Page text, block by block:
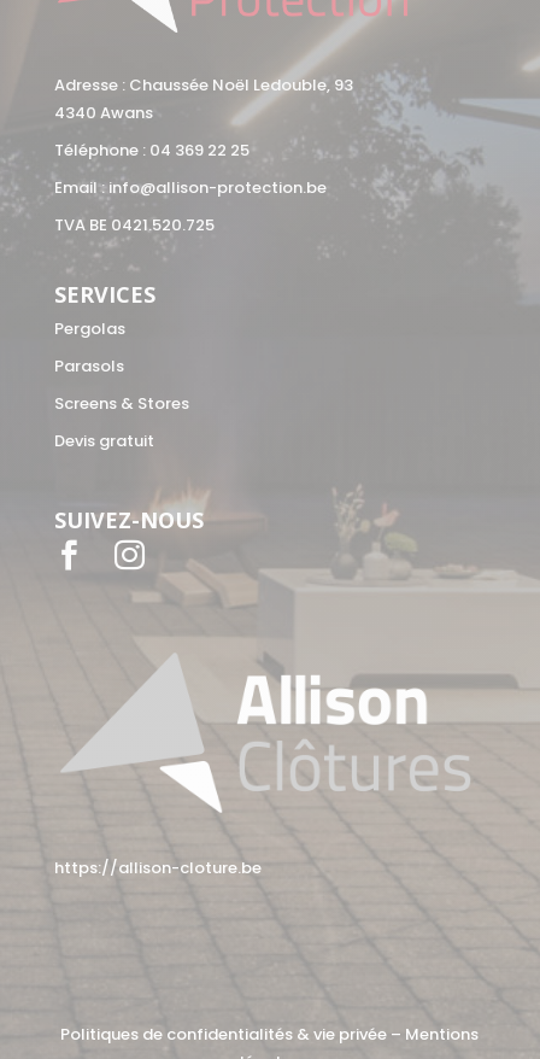
Adresse : Chaussée Noël Ledouble, 93
4340 Awans
Téléphone : 04 369 22 25
Email : info@allison-protection.be
TVA BE 0421.520.725
SERVICES
Pergolas
Parasols
Screens & Stores
Devis gratuit
SUIVEZ-NOUS
 
https://allison-cloture.be
Politiques de confidentialités & vie privée – Mentions